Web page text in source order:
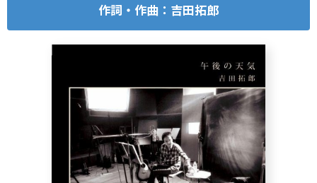
作詞・作曲：吉田拓郎